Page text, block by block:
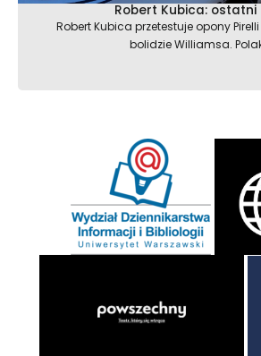
Robert Kubica: ostatni
Robert Kubica przetestuje opony
bolidzie Williamsa.